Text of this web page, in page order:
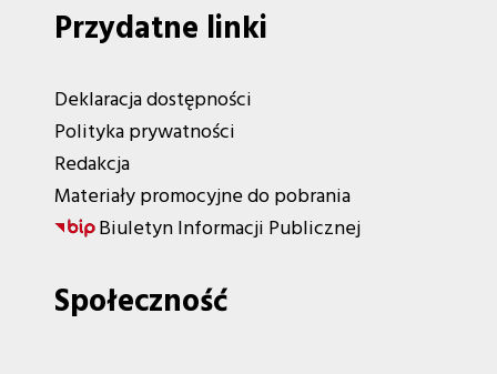
Przydatne linki
Deklaracja dostępności
Polityka prywatności
Redakcja
Materiały promocyjne do pobrania
Biuletyn Informacji Publicznej
Społeczność